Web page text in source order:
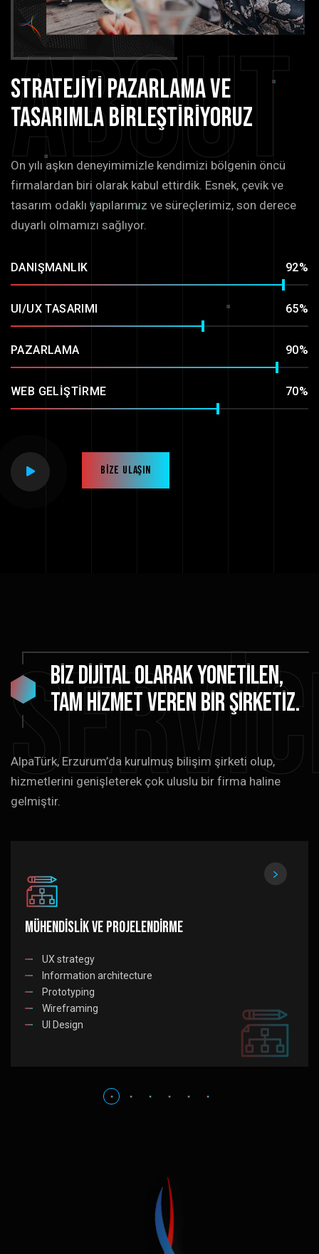
About
Stratejiyi pazarlamave
tasarımlabirleştiriyoruz
On yılı aşkın deneyimimizle kendimizi bölgenin öncü
firmalardan biri olarak kabul ettirdik. Esnek, çevik ve
tasarım odaklı yapılarımız ve süreçlerimiz, son derece
duyarlı olmamızı sağlıyor.
DANIŞMANLIK 92%
UI/UX TASARIMI 65%
PAZARLAMA 90%
WEB GELIŞTIRME 70%
Bize Ulaşın
Bizdijitalolarakyönetilen,
tamhizmetverenbirşirketiz.
AlpaTürk, Erzurum’da kurulmuş bilişim şirketi olup,
hizmetlerini genişleterek çok uluslu bir firma haline
gelmiştir.
Mühendislik ve Projelendirme
UX strategy
Information architecture
Prototyping
Wireframing
UI Design